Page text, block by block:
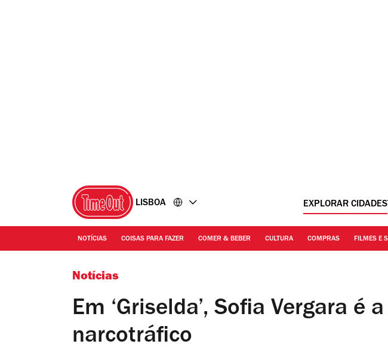
LISBOA EXPLORAR CIDADES
NOTÍCIAS COISAS PARA FAZER COMER & BEBER CULTURA COMPRAS FILMES E
Notícias
Em ‘Griselda’, Sofia Vergara é
narcotráfico